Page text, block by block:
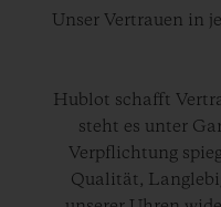
Unser Vertrauen in
Hublot schafft
steht es unter
Verpflichtung
Qualität,